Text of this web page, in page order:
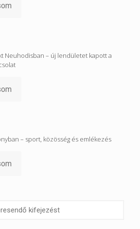
Neuhodisban – új lendületet kapott a
– sport, közösség és emlékezés